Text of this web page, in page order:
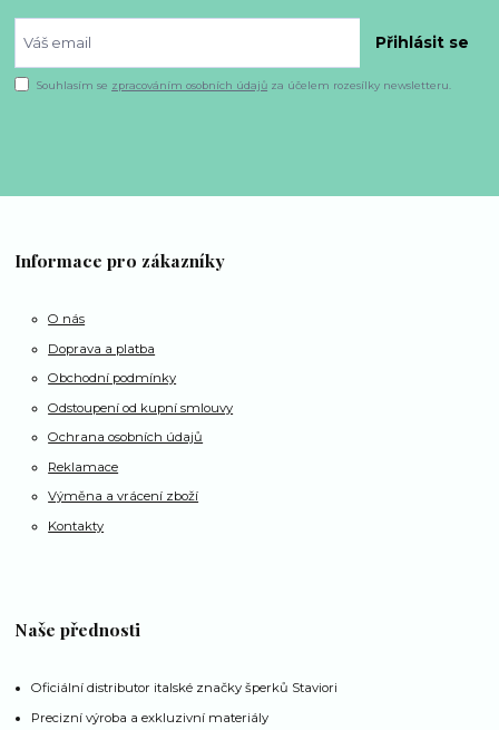
Přihlásit se
Souhlasím se zpracováním osobních údajů za účelem rozesílky newsletteru.
Informace pro zákazníky
O nás
Doprava a platba
Obchodní podmínky
Odstoupení od kupní smlouvy
Ochrana osobních údajů
Reklamace
Výměna a vrácení zboží
Kontakty
Naše přednosti
Oficiální distributor italské značky šperků Staviori
Precizní výroba a exkluzivní materiály